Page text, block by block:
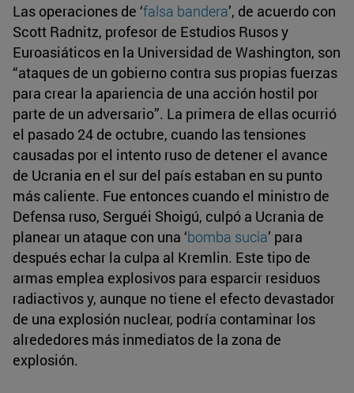
Las operaciones de ‘falsa bandera’, de acuerdo con
Scott Radnitz, profesor de Estudios Rusos y
Euroasiáticos en la Universidad de Washington, son
“ataques de un gobierno contra sus propias fuerzas
para crear la apariencia de una acción hostil por
parte de un adversario”. La primera de ellas ocurrió
el pasado 24 de octubre, cuando las tensiones
causadas por el intento ruso de detener el avance
de Ucrania en el sur del país estaban en su punto
más caliente. Fue entonces cuando el ministro de
Defensa ruso, Serguéi Shoigú, culpó a Ucrania de
planear un ataque con una ‘bomba sucia’ para
después echar la culpa al Kremlin. Este tipo de
armas emplea explosivos para esparcir residuos
radiactivos y, aunque no tiene el efecto devastador
de una explosión nuclear, podría contaminar los
alrededores más inmediatos de la zona de
explosión.